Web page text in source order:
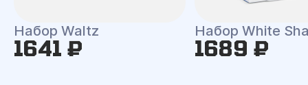
Набор Waltz
1641 ₽
Набор White
1689 ₽